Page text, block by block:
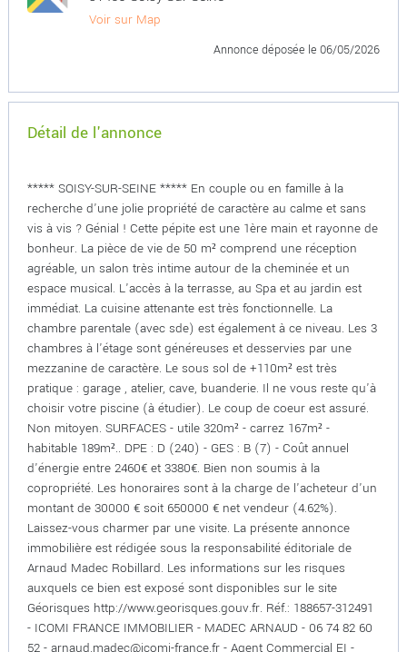
Voir sur Map
Annonce déposée le 06/05/2026
Détail de l'annonce
***** SOISY-SUR-SEINE ***** En couple ou en famille à la
recherche d'une jolie propriété de caractère au calme et sans
vis à vis ? Génial ! Cette pépite est une 1ère main et rayonne de
bonheur. La pièce de vie de 50 m² comprend une réception
agréable, un salon très intime autour de la cheminée et un
espace musical. L'accès à la terrasse, au Spa et au jardin est
immédiat. La cuisine attenante est très fonctionnelle. La
chambre parentale (avec sde) est également à ce niveau. Les 3
chambres à l'étage sont généreuses et desservies par une
mezzanine de caractère. Le sous sol de +110m² est très
pratique : garage , atelier, cave, buanderie. Il ne vous reste qu'à
choisir votre piscine (à étudier). Le coup de coeur est assuré.
Non mitoyen. SURFACES - utile 320m² - carrez 167m² -
habitable 189m².. DPE : D (240) - GES : B (7) - Coût annuel
d'énergie entre 2460€ et 3380€. Bien non soumis à la
copropriété. Les honoraires sont à la charge de l'acheteur d'un
montant de 30000 € soit 650000 € net vendeur (4.62%).
Laissez-vous charmer par une visite. La présente annonce
immobilière est rédigée sous la responsabilité éditoriale de
Arnaud Madec Robillard. Les informations sur les risques
auxquels ce bien est exposé sont disponibles sur le site
Géorisques http://www.georisques.gouv.fr. Réf.: 188657-312491
- ICOMI FRANCE IMMOBILIER - MADEC ARNAUD - 06 74 82 60
52 - arnaud.madec@icomi-france.fr - Agent Commercial EI -